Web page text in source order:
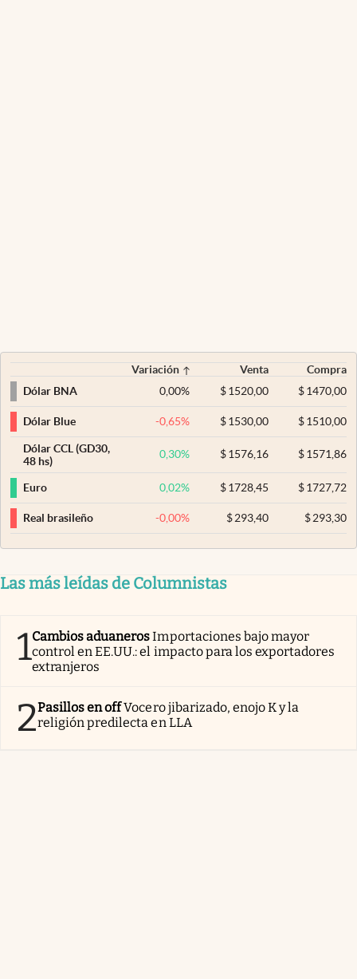
Variación Venta
Compra
Dólar BNA
0,00% $ 1520,00 $1470,00
Dólar Blue -0,65% $ 1530,00 $1510,00
Dólar CCL (GD30,
48 hs)
0,30% $ 1576,16 $1571,86
Euro 0,02% $ 1728,45 $1727,72
Real brasileño -0,00% $ 293,40 $293,30
Las más leídas de Columnistas
1Cambios aduanerosImportaciones bajo mayor
control en EE.UU.: el impacto para los exportadores
extranjeros
2Pasillos en offVocero jibarizado, enojo K y la
religión predilecta en LLA